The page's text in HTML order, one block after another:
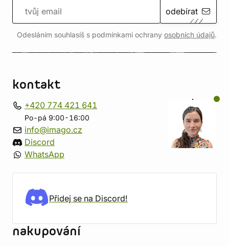
odebírat
Odesláním souhlasíš s podmínkami ochrany osobních údajů.
kontakt
+420 774 421 641
Po-pá 9:00-16:00
info@imago.cz
Discord
WhatsApp
Přidej se na Discord!
nakupování